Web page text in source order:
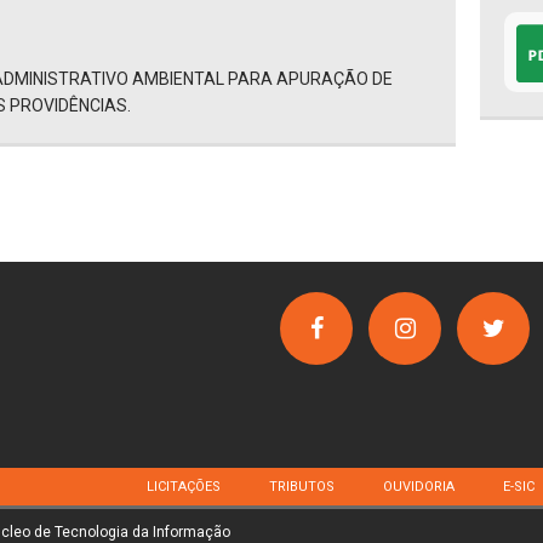
AMBIENTAL PARA APURAÇÃO DE
PROVIDÊNCIAS.
LICITAÇÕES TRIBUTOS OUVIDORIA E-SIC
de Tecnologia da Informação